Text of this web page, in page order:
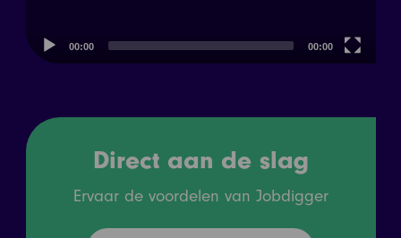
00:00 00:00
Direct aan de slag
Ervaar de voordelen van Jobdigger